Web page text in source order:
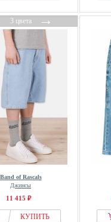
3 цвета→
Band of Rascals
Джинсы
11 415 ₽
КУПИТЬ